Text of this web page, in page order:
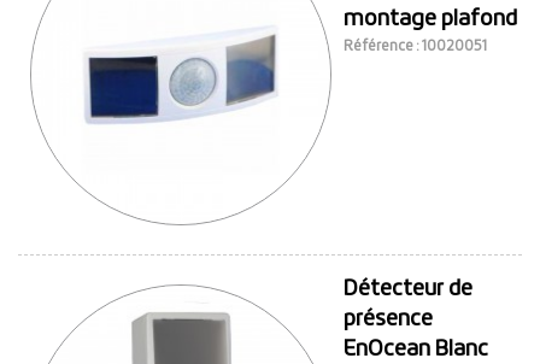
montage plafond
Référence : 10020051
Détecteur de
présence
EnOcean Blanc